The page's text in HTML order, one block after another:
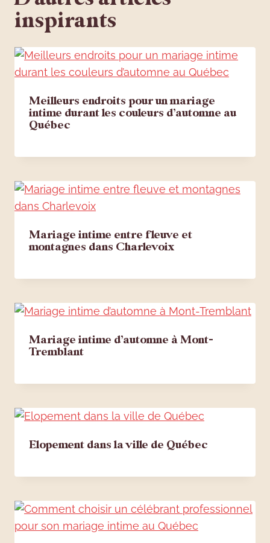
inspirants
Meilleurs endroits pour un mariage
intime durant les couleurs d’automne au
Québec
Mariage intime entre fleuve et
montagnes dans Charlevoix
Mariage intime d’automne à Mont-
Tremblant
Elopement dans la ville de Québec